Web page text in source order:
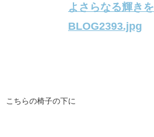
こちらの椅子の下に